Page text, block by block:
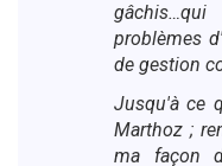
problèmes
de gestion
Jusqu'à ce
Marthoz ;
ma façon